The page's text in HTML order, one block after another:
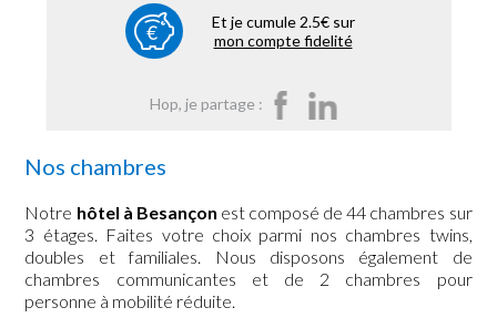
Et je cumule 2.5€ sur
mon compte fidelité
Hop, je partage :
Nos chambres
Notre hôtel à Besançon est composé de 44 chambres sur
3 étages. Faites votre choix parmi nos chambres twins,
doubles et familiales. Nous disposons également de
chambres communicantes et de 2 chambres pour
personne à mobilité réduite.